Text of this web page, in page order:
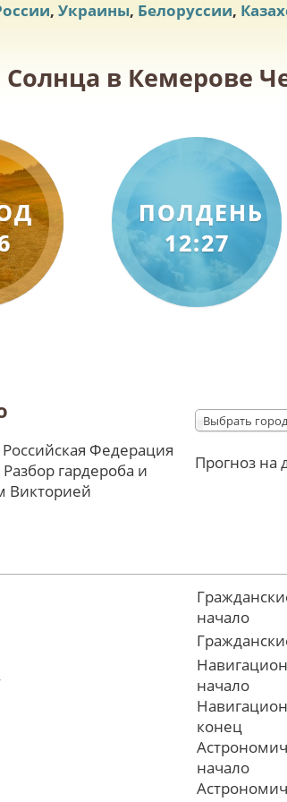
, Украины, Белоруссии,
в Кемерове
ПОЛДЕНЬ
12:27
Федерация
гардероба и
Викторией
Выбрать город
Прогноз на
начало
начало
конец
начало